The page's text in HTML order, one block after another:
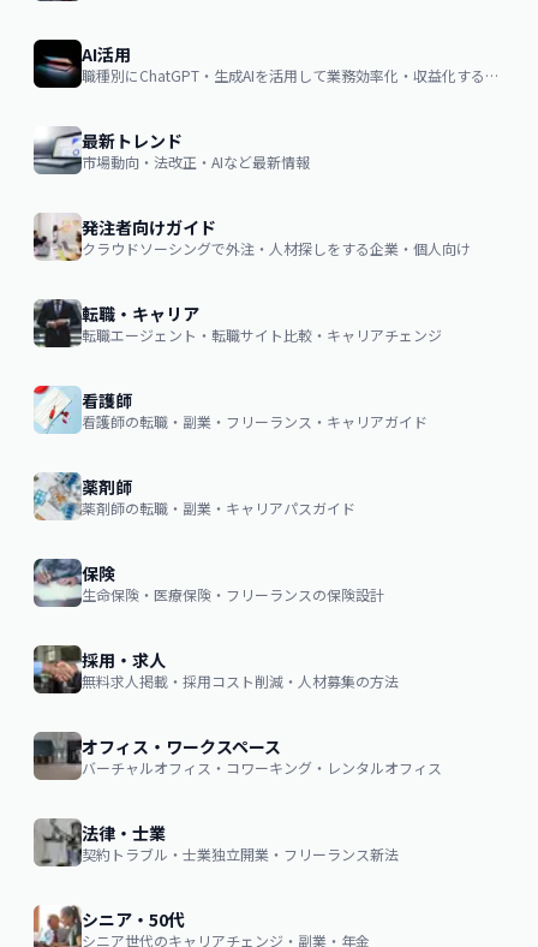
AI活用
職種別にChatGPT・生成AIを活用して業務効率化・収益化するノウハウ
最新トレンド
市場動向・法改正・AIなど最新情報
発注者向けガイド
クラウドソーシングで外注・人材探しをする企業・個人向け
転職・キャリア
転職エージェント・転職サイト比較・キャリアチェンジ
看護師
看護師の転職・副業・フリーランス・キャリアガイド
薬剤師
薬剤師の転職・副業・キャリアパスガイド
保険
生命保険・医療保険・フリーランスの保険設計
採用・求人
無料求人掲載・採用コスト削減・人材募集の方法
オフィス・ワークスペース
バーチャルオフィス・コワーキング・レンタルオフィス
法律・士業
契約トラブル・士業独立開業・フリーランス新法
シニア・50代
シニア世代のキャリアチェンジ・副業・年金